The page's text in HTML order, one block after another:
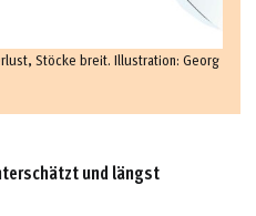
Stöcke breit. Illustration: Georg
und längst